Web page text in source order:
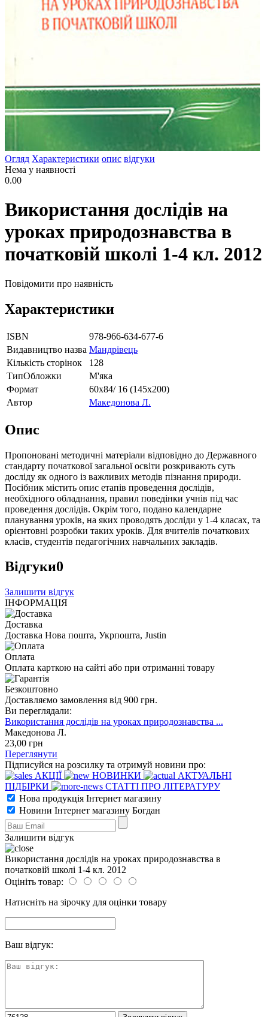
Огляд Характеристики опис відгуки
Нема у наявності
0.00
Використання дослідів на
уроках природознавства в
початковій школі 1-4 кл. 2012
Повідомити про наявність
Характеристики
ISBN
978-966-634-677-6
Видавництво назва Мандрівець
Кількість сторінок
128
ТипОбложки
М'яка
Формат
60х84/ 16 (145х200)
Автор
Македонова Л.
Опис
Пропоновані методичні матеріали відповідно до Державного
стандарту початкової загальної освіти розкривають суть
досліду як одного із важливих методів пізнання природи.
Посібник містить опис етапів проведення дослідів,
необхідного обладнання, правил поведінки учнів під час
проведення дослідів. Окрім того, подано календарне
планування уроків, на яких проводять досліди у 1-4 класах, та
орієнтовні розробки таких уроків. Для вчителів початкових
класів, студентів педагогічних навчальних закладів.
Відгуки0
Залишити відгук
ІНФОРМАЦІЯ
Доставка
Доставка Нова пошта, Укрпошта, Justin
Оплата
Оплата карткою на сайті або при отриманні товару
Безкоштовно
Доставляємо замовлення від 900 грн.
Ви переглядали:
Використання дослідів на уроках природознавства ...
Македонова Л.
23,00 грн
Переглянути
Підписуйся на розсилку та отримуй новини про:
АКЦІЇ
НОВИНКИ
АКТУАЛЬНІ
ПІДБІРКИ
СТАТТІ ПРО ЛІТЕРАТУРУ
Нова продукція Інтернет магазину
Новини Інтернет магазину Богдан
Залишити відгук
Використання дослідів на уроках природознавства в
початковій школі 1-4 кл. 2012
Оцініть товар:
Натисніть на зірочку для оцінки товару
Ваш відгук: